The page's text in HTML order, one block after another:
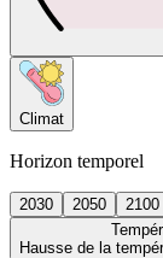
Climat
Horizon temporel
2030 2050
2100
Hausse de la